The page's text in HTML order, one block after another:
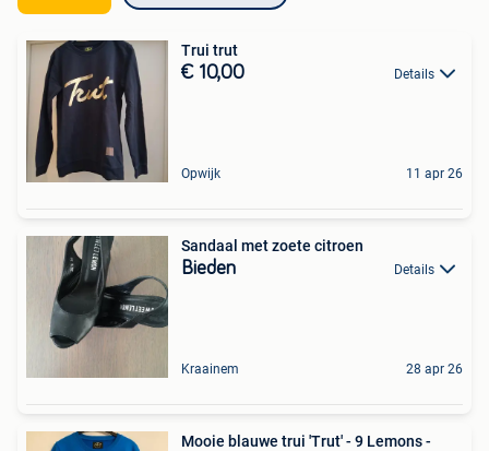
Trui trut
€ 10,00 Details
Opwijk 11 apr 26
Sandaal met zoete citroen
Bieden Details
Kraainem 28 apr 26
Mooie blauwe trui 'Trut' - 9 Lemons -